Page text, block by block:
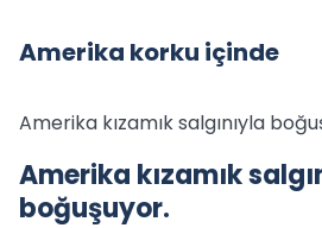
Amerika korku içinde
Amerika kızamık salgınıyla
Amerika kızamık
boğuşuyor.